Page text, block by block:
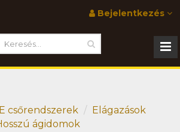
Bejelentkezés
csőrendszerek
Elágazások
ágidomok